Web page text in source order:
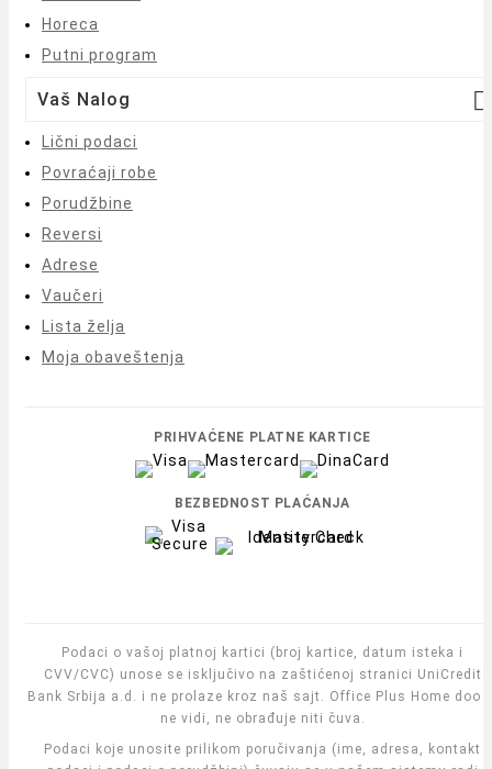
Horeca
Putni program
Vaš Nalog 
Lični podaci
Povraćaji robe
Porudžbine
Reversi
Adrese
Vaučeri
Lista želja
Moja obaveštenja
PRIHVAĆENE PLATNE KARTICE
BEZBEDNOST PLAĆANJA
Podaci o vašoj platnoj kartici (broj kartice, datum isteka i
CVV/CVC) unose se isključivo na zaštićenoj stranici UniCredit
Bank Srbija a.d. i ne prolaze kroz naš sajt. Office Plus Home doo
ne vidi, ne obrađuje niti čuva.
Podaci koje unosite prilikom poručivanja (ime, adresa, kontakt